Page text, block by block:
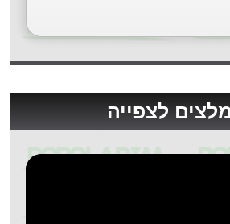
לצפייה